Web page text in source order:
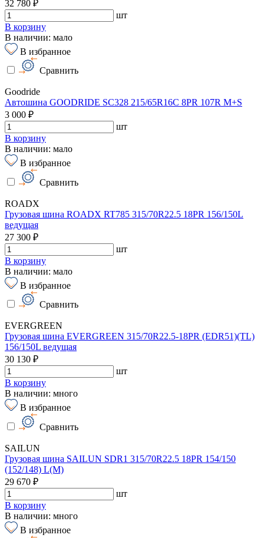
32 780 ₽
шт
В корзину
В наличии: мало
В избранное
Сравнить
Goodride
Автошина GOODRIDE SC328 215/65R16C 8PR 107R M+S
3 000 ₽
шт
В корзину
В наличии: мало
В избранное
Сравнить
ROADX
Грузовая шина ROADX RT785 315/70R22.5 18PR 156/150L
ведущая
27 300 ₽
шт
В корзину
В наличии: мало
В избранное
Сравнить
EVERGREEN
Грузовая шина EVERGREEN 315/70R22.5-18PR (EDR51)(TL)
156/150L ведущая
30 130 ₽
шт
В корзину
В наличии: много
В избранное
Сравнить
SAILUN
Грузовая шина SAILUN SDR1 315/70R22.5 18PR 154/150
(152/148) L(M)
29 670 ₽
шт
В корзину
В наличии: много
В избранное